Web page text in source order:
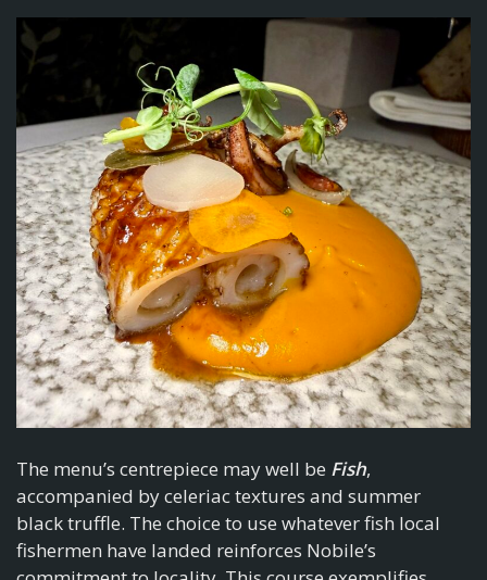
The menu’s centrepiece may well be Fish,
accompanied by celeriac textures and summer
black truffle. The choice to use whatever fish local
fishermen have landed reinforces Nobile’s